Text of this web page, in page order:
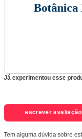
Botânica
Já experimentou esse
escrever
Tem alguma dúvida sobre